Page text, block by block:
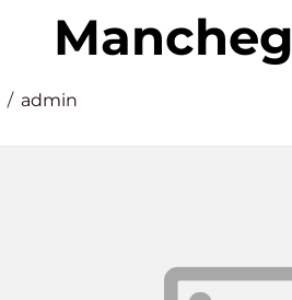
admin